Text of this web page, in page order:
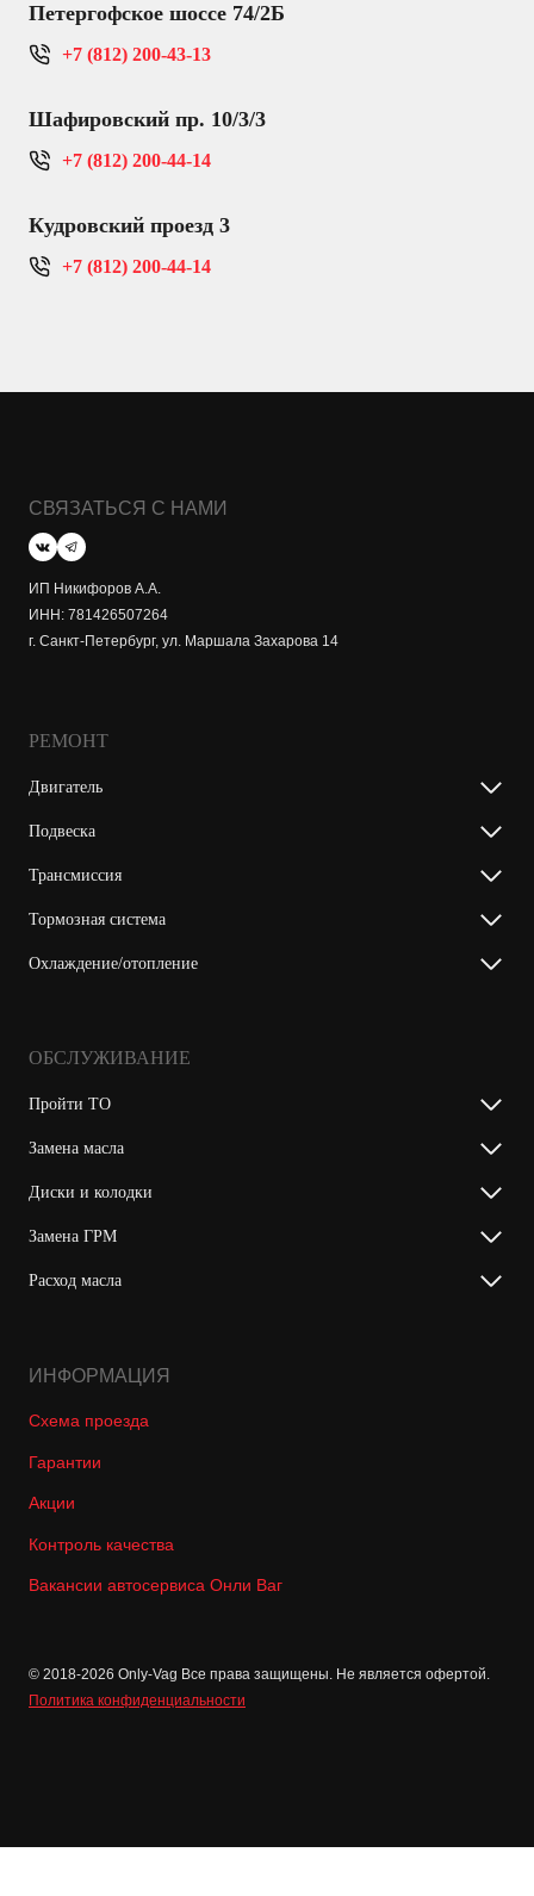
Петергофское шоссе 74/2Б
+7 (812) 200-43-13
Шафировский пр. 10/3/3
+7 (812) 200-44-14
Кудровский проезд 3
+7 (812) 200-44-14
СВЯЗАТЬСЯ С НАМИ
ИП Никифоров А.А.
ИНН: 781426507264
г. Санкт-Петербург, ул. Маршала Захарова 14
РЕМОНТ
Двигатель
Подвеска
Трансмиссия
Тормозная система
Охлаждение/отопление
ОБСЛУЖИВАНИЕ
Пройти ТО
Замена масла
Диски и колодки
Замена ГРМ
Расход масла
ИНФОРМАЦИЯ
Схема проезда
Гарантии
Акции
Контроль качества
Вакансии автосервиса Онли Ваг
© 2018-2026 Only-Vag Все права защищены. Не является офертой.
Политика конфиденциальности